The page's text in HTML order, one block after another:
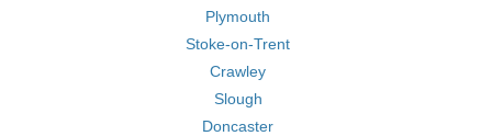
Plymouth
Stoke-on-Trent
Crawley
Slough
Doncaster